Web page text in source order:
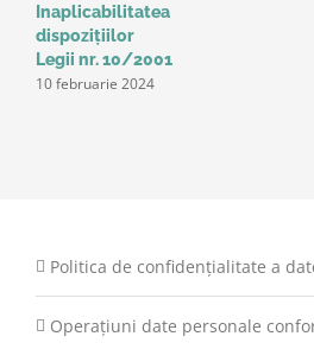
Inaplicabilitatea
dispozițiilor
Legii nr. 10/2001
10 februarie 2024
Politica de confidențialitate a
Operațiuni date personale